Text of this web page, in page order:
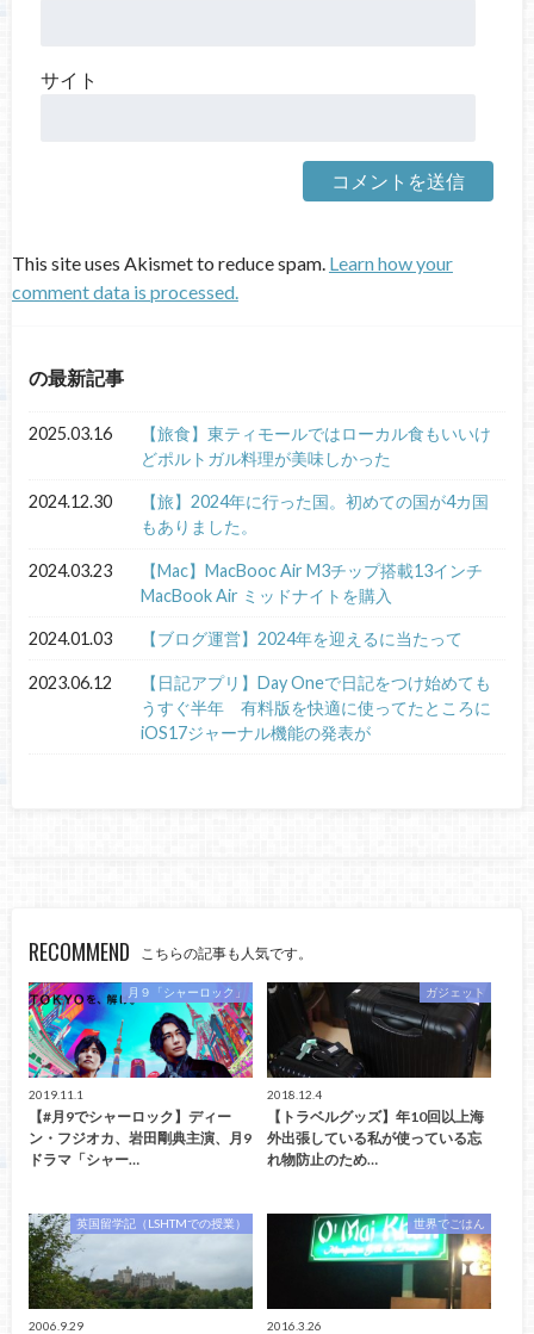
サイト
This site uses Akismet to reduce spam. Learn how your
comment data is processed.
の最新記事
2025.03.16
【旅食】東ティモールではローカル食もいいけ
どポルトガル料理が美味しかった
2024.12.30
【旅】2024年に行った国。初めての国が4カ国
もありました。
2024.03.23
【Mac】MacBooc Air M3チップ搭載13インチ
MacBook Air ミッドナイトを購入
2024.01.03 【ブログ運営】2024年を迎えるに当たって
2023.06.12
【日記アプリ】Day Oneで日記をつけ始めても
うすぐ半年 有料版を快適に使ってたところに
iOS17ジャーナル機能の発表が
RECOMMEND こちらの記事も人気です。
月９「シャーロック」
2019.11.1
【#月9でシャーロック】ディー
ン・フジオカ、岩田剛典主演、月9
ドラマ「シャー…
ガジェット
2018.12.4
【トラベルグッズ】年10回以上海
外出張している私が使っている忘
れ物防止のため…
英国留学記（LSHTMでの授業）
2006.9.29
世界でごはん
2016.3.26